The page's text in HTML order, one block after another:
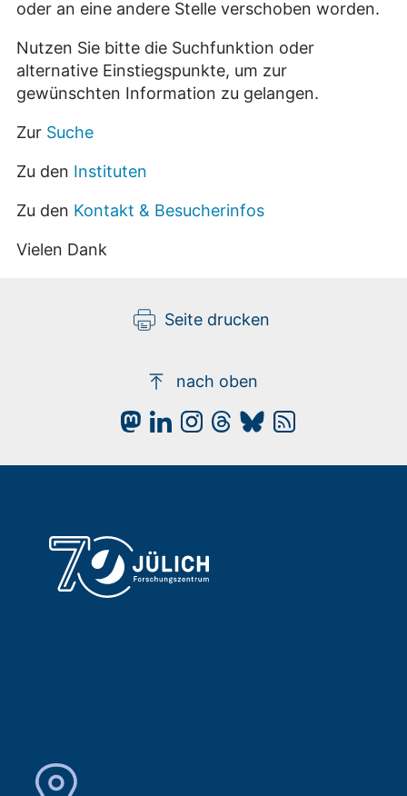
oder an eine andere Stelle verschoben worden.
Nutzen Sie bitte die Suchfunktion oder
alternative Einstiegspunkte, um zur
gewünschten Information zu gelangen.
Zur Suche
Zu den Instituten
Zu den Kontakt & Besucherinfos
Vielen Dank
Seite drucken
nach oben